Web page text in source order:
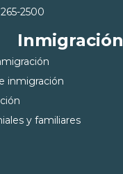
2500
Inmigración
inmigración
y familiares